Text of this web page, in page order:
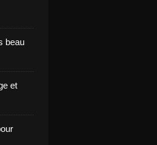
beau
et